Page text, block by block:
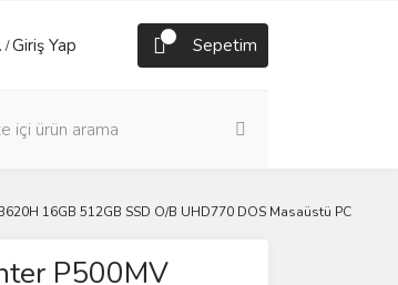
/Giriş Yap Sepetim
16GB 512GB SSD O/B UHD770 DOS Masaüstü PC
P500MV